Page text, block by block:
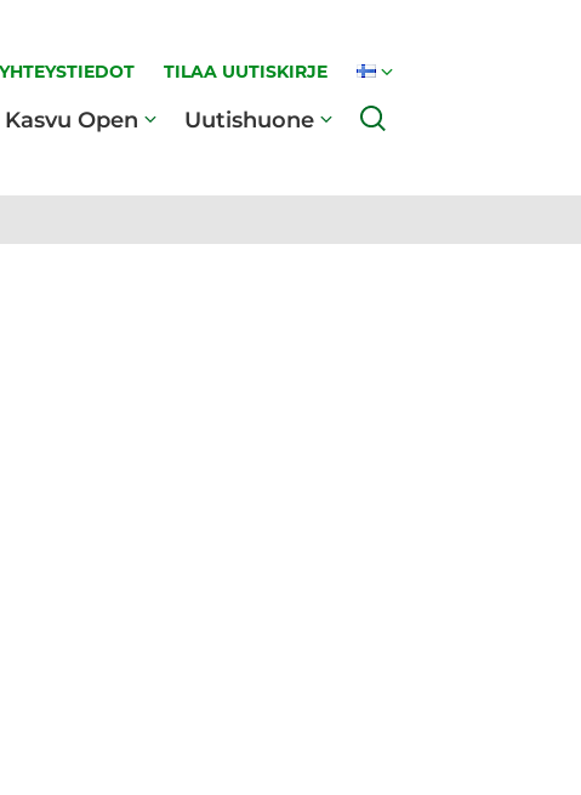
YHTEYSTIEDOT TILAA UUTISKIRJE
Kasvu Open Uutishuone